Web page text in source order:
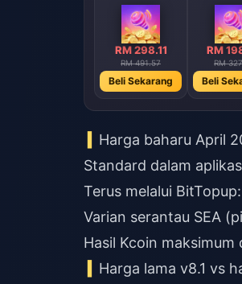
RM 298.11
RM 491.57
Beli Sekarang
RM
RM
Beli
Harga baharu April
Standard dalam
Terus melalui BitTopup:
Varian serantau SEA
Hasil Kcoin
Harga lama v8.1 vs